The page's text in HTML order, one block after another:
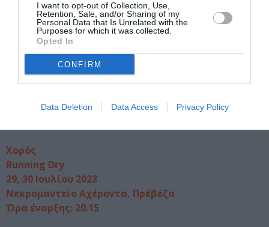
I want to opt-out of Collection, Use,
Retention, Sale, and/or Sharing of my
Personal Data that Is Unrelated with the
Purposes for which it was collected.
Opted In
CONFIRM
Data Deletion Data Access Privacy Policy
Σχεδιασμός και εκτέλεσης δράσης για εφήβους:
Γιώργος Μωραΐτης, Σωτήρης Τσίγκανος, Ιώνιαν
Μπισάι, Φαίδρα Γιαννέλου
Υπεύθυνη κρατήσεων εκπαιδευτικών προγραμμάτων:
Ρούλα Μπούρα (6973558881)
Λόγω περιορισμένου αριθμού συμμετεχόντων θα
Χορός
Running Dry
29, 30 Ιουλίου 2023
Νεκρομαντείο Αχέροντα, Πρέβεζα
Ώρα έναρξης: 20.15